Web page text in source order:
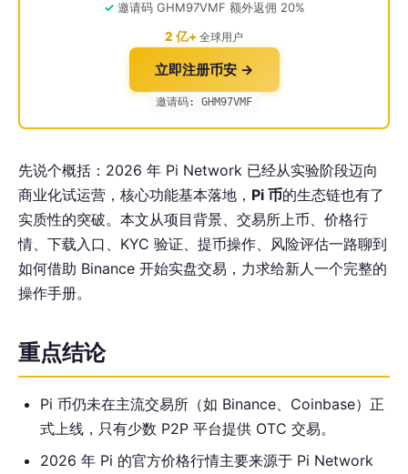
邀请码 GHM97VMF 额外返佣 20%
2 亿+ 全球用户
立即注册币安 →
邀请码: GHM97VMF
先说个概括：2026 年 Pi Network 已经从实验阶段迈向
商业化试运营，核心功能基本落地， Pi 币的生态链也有了
实质性的突破。本文从项目背景、交易所上币、价格行
情、下载入口、KYC 验证、提币操作、风险评估一路聊到
如何借助 Binance 开始实盘交易，力求给新人一个完整的
操作手册。
重点结论
Pi 币仍未在主流交易所（如 Binance、Coinbase）正
式上线，只有少数 P2P 平台提供 OTC 交易。
2026 年 Pi 的官方价格行情主要来源于 Pi Network